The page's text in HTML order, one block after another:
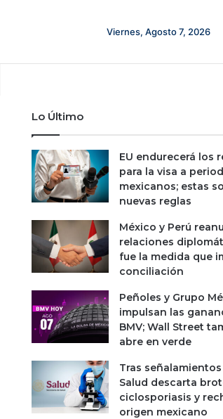
Viernes, Agosto 7, 2026
Lo Último
EU endurecerá los
para la visa a
mexicanos; estas
nuevas reglas
México y Perú
relaciones
fue la medida que
conciliación
Peñoles y Grupo
impulsan las
BMV; Wall Street
abre en verde
Tras señalamientos
Salud descarta
ciclosporiasis y
origen mexicano